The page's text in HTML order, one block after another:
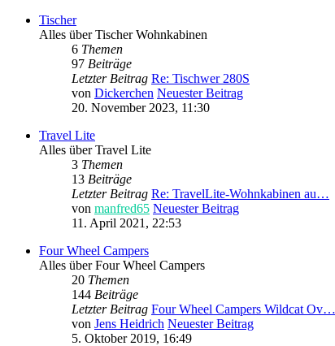
Tischer
Alles über Tischer Wohnkabinen
6 Themen
97 Beiträge
Letzter Beitrag Re: Tischwer 280S
von Dickerchen Neuester Beitrag
20. November 2023, 11:30
Travel Lite
Alles über Travel Lite
3 Themen
13 Beiträge
Letzter Beitrag Re: TravelLite-Wohnkabinen au…
von manfred65 Neuester Beitrag
11. April 2021, 22:53
Four Wheel Campers
Alles über Four Wheel Campers
20 Themen
144 Beiträge
Letzter Beitrag Four Wheel Campers Wildcat Ov…
von Jens Heidrich Neuester Beitrag
5. Oktober 2019, 16:49